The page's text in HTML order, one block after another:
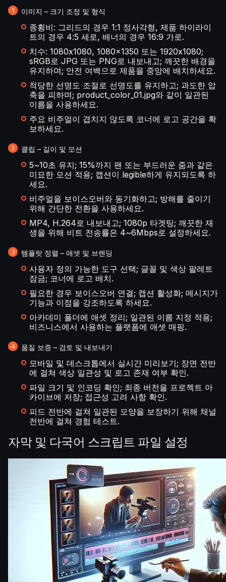
이미지 – 크기 조정 및 형식
종횡비: 그리드의 경우 1:1 정사각형, 제품 하이라이
트의 경우 4:5 세로, 배너의 경우 16:9 가로.
치수: 1080x1080, 1080x1350 또는 1920x1080;
sRGB로 JPG 또는 PNG로 내보내고; 깨끗한 배경을
유지하며; 안전 여백으로 제품을 중앙에 배치하세요.
적당한 선명도 조절로 선명도를 유지하고; 과도한 압
축을 피하며; product_color_01.jpg와 같이 일관된
이름을 사용하세요.
주요 비주얼이 겹치지 않도록 코너에 로고 공간을 확
보하세요.
클립 – 길이 및 모션
5~10초 유지; 15%까지 팬 또는 부드러운 줌과 같은
미묘한 모션 적용; 캡션이 legible하게 유지되도록 하
세요.
비주얼을 보이스오버와 동기화하고; 방해를 줄이기
위해 간단한 전환을 사용하세요.
MP4, H.264로 내보내고; 1080p 타겟팅; 깨끗한 재
생을 위해 비트 전송률은 4~6Mbps로 설정하세요.
템플릿 정렬 – 애셋 및 브랜딩
사용자 정의 가능한 도구 선택; 글꼴 및 색상 팔레트
잠금; 코너에 로고 배치.
필요한 경우 보이스오버 연결; 캡션 활성화; 메시지가
기능과 이점을 강조하도록 하세요.
아카데미 폴더에 애셋 정리; 일관된 이름 지정 적용;
비즈니스에서 사용하는 플랫폼에 애셋 매핑.
품질 보증 – 검토 및 내보내기
모바일 및 데스크톱에서 실시간 미리보기; 장면 전반
에 걸쳐 색상 일관성 및 로고 존재 여부 확인.
파일 크기 및 인코딩 확인; 최종 버전을 프로젝트 아
카이브에 저장; 접근성 고려 사항 확인.
피드 전반에 걸쳐 일관된 모양을 보장하기 위해 채널
전반에 걸쳐 경험 테스트.
자막 및 다국어 스크립트 파일 설정